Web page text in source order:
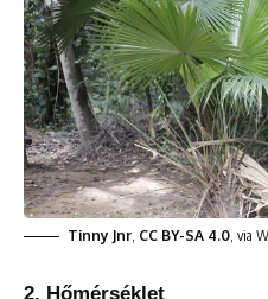
Tinny Jnr CC BY-SA 4.0 , via
2. Hőmérséklet